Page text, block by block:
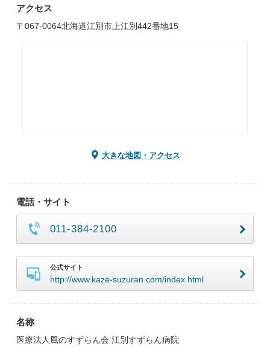
アクセス
〒067-0064北海道江別市上江別442番地15
大きな地図・アクセス
電話・サイト
011-384-2100
公式サイト
http://www.kaze-suzuran.com/index.html
名称
医療法人風のすずらん会 江別すずらん病院